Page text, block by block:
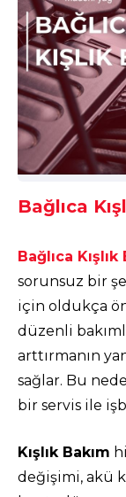
Bağlıca
Bağlıca Kışlık
sorunsuz bir
için oldukça
düzenli
arttırmanın
sağlar. Bu
bir servis ile
Kışlık Bakım
değişimi, akü